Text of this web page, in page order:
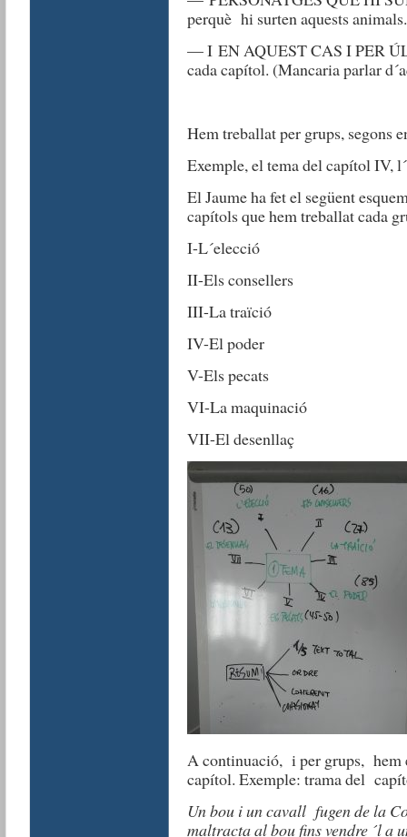
perquè hi surten aquests animals.
— I EN AQUEST CAS I PER
cada capítol. (Mancaria parlar
Hem treballat per grups, segons
Exemple, el tema del capítol IV,
El Jaume ha fet el següent
capítols que hem treballat cada
I-L´elecció
II-Els consellers
III-La traïció
IV-El poder
V-Els pecats
VI-La maquinació
VII-El desenllaç
A continuació, i per grups, hem
capítol. Exemple: trama del
Un bou i un cavall fugen de la
maltracta al bou fins vendre ´l a